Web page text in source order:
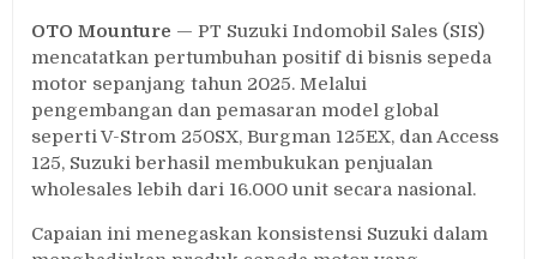
OTO Mounture — PT Suzuki Indomobil Sales (SIS)
mencatatkan pertumbuhan positif di bisnis sepeda
motor sepanjang tahun 2025. Melalui
pengembangan dan pemasaran model global
seperti V-Strom 250SX, Burgman 125EX, dan Access
125, Suzuki berhasil membukukan penjualan
wholesales lebih dari 16.000 unit secara nasional.
Capaian ini menegaskan konsistensi Suzuki dalam